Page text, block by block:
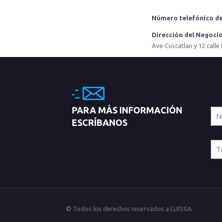
Número telefónico
Dirección del
Ave Cuscatlan y 12
PARA MÁS INFORMACIÓN
ESCRÍBANOS
© Todos los derechos reservados a LUISSA.